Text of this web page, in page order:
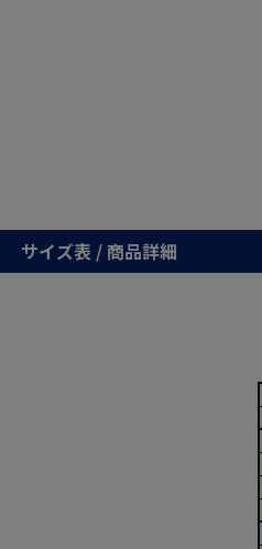
サイズ表 / 商品詳細